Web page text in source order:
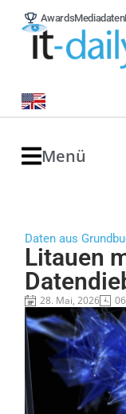
AwardsMediadaten
Menü
Daten aus
Litauen
28. Mai, 2026